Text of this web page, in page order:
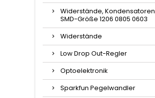
Widerstände, Kondensatoren
SMD-Größe 1206 0805 0603
Widerstände
Low Drop Out-Regler
Optoelektronik
Sparkfun Pegelwandler